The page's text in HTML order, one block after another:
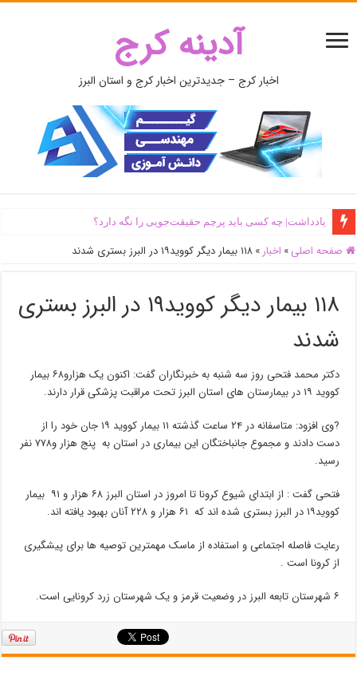
آدینه کرج
اخبار کرج – جدیدترین اخبار کرج و استان البرز
یادداشت| ‌چه کسی باید پرچم حقیقت‌جویی را نگه دارد؟
صفحه اصلی » اخبار » ۱۱۸ بیمار دیگر کووید۱۹ در البرز بستری شدند
۱۱۸ بیمار دیگر کووید۱۹ در البرز بستری
شدند
دکتر محمد فتحی روز سه شنبه به خبرنگاران گفت: اکنون یک هزارو۶۸ بیمار
کووید ۱۹ در بیمارستان های استان البرز تحت مراقبت پزشکی قرار دارند.
?وی افزود: متاسفانه در ۲۴ ساعت گذشته ۱۱ بیمار کووید ۱۹ جان خود را از
دست دادند و مجموع جانباختگان این بیماری در استان به پنج هزار و۷۷۸ نفر
رسید.
فتحی گفت : از ابتدای شیوع کرونا تا امروز در استان البرز ۶۸ هزار و ۹۱ بیمار
کووید۱۹ در البرز بستری شده اند که ۶۱ هزار و ۲۲۸ آنان بهبود یافته اند.
رعایت فاصله اجتماعی و استفاده از ماسک مهمترین توصیه ها برای پیشگیری
از کرونا است .
۶ شهرستان تابعه البرز در وضعیت قرمز و یک شهرستان زرد کرونایی است.